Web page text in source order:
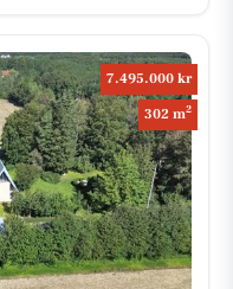
7.495.000 kr
302 m2